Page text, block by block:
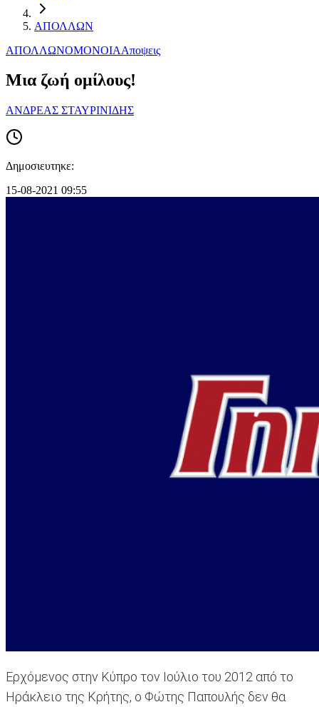
ΑΠΟΛΛΩΝ
ΑΠΟΛΛΩΝΟΜΟΝΟΙΑΑποψεις
Μια ζωή ομίλους!
ΑΝΔΡΕΑΣ ΣΤΑΥΡΙΝΙΔΗΣ
Δημοσιευτηκε:
15-08-2021 09:55
Ερχόμενος στην Κύπρο τον Ιούλιο του 2012 από το
Ηράκλειο της Κρήτης, ο Φώτης Παπουλής δεν θα